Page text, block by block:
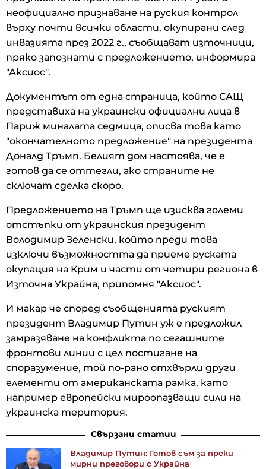
неофициално признаване на руския контрол
върху почти всички области, окупирани след
инвазията през 2022 г., съобщават източници,
пряко запознати с предложението, информира
"Аксиос".
Документът от една страница, който САЩ
представиха на украински официални лица в
Париж миналата седмица, описва това като
"окончателното предложение" на президента
Доналд Тръмп. Белият дом настоява, че е
готов да се оттегли, ако страните не
сключат сделка скоро.
Предложението на Тръмп ще изисква големи
отстъпки от украинския президент
Володимир Зеленски, който преди това
изключи възможността да приеме руската
окупация на Крим и части от четири региона в
Източна Украйна, припомня "Аксиос".
И макар че според съобщенията руският
президент Владимир Путин уж е предложил
замразяване на конфликта по сегашните
фронтови линии с цел постигане на
споразумение, той по-рано отхвърли други
елементи от американската рамка, като
например европейски мироопазващи сили на
украинска територия.
Свързани статии
Владимир Путин: Готов съм за преки
мирни преговори с Украйна